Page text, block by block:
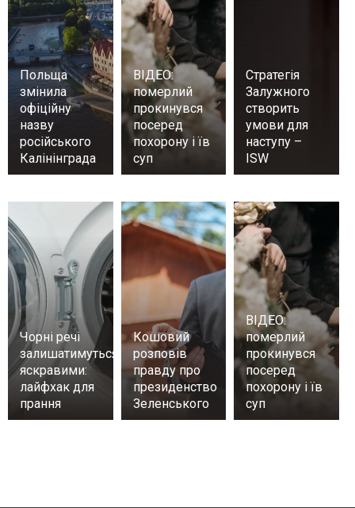
Польща
змінила
офіційну
назву
російського
Калінінграда
ВІДЕО:
померлий
прокинувся
посеред
похорону і їв
суп
Стратегія
Залужного
створить
умови для
наступу –
ISW
Чорні речі
залишатимуться
яскравими:
лайфхак для
прання
Кошовий
розповів
правду про
президенство
Зеленського
ВІДЕО:
померлий
прокинувся
посеред
похорону і їв
суп